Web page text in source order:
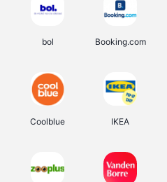
bol Booking.com
Coolblue IKEA